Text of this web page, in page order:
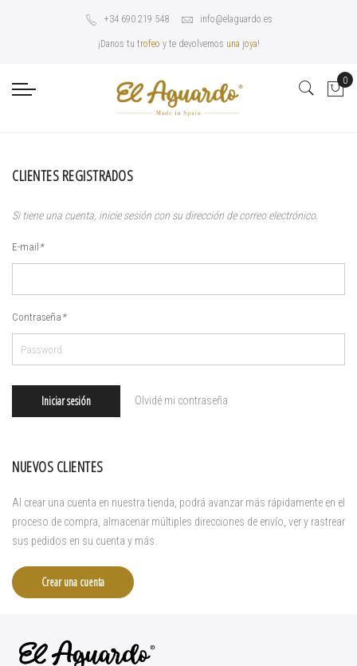
+34 690 219 548 info@elaguardo.es
¡Danos tu trofeo y te devolvemos una joya!
0
CLIENTES REGISTRADOS
Si tiene una cuenta, inicie sesión con su dirección de correo electrónico.
E-mail *
Contraseña *
Iniciar sesión Olvidé mi contraseña
NUEVOS CLIENTES
Al crear una cuenta en nuestra tienda, podrá avanzar más rápidamente en el
proceso de compra, almacenar múltiples direcciones de envío, ver y rastrear
sus pedidos en su cuenta y más.
Crear una cuenta